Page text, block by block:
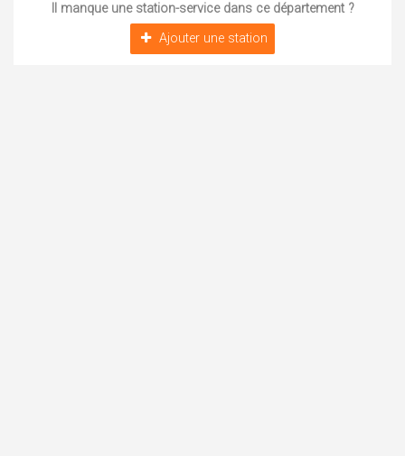
Il manque une station-service dans ce département ?
Ajouter une station